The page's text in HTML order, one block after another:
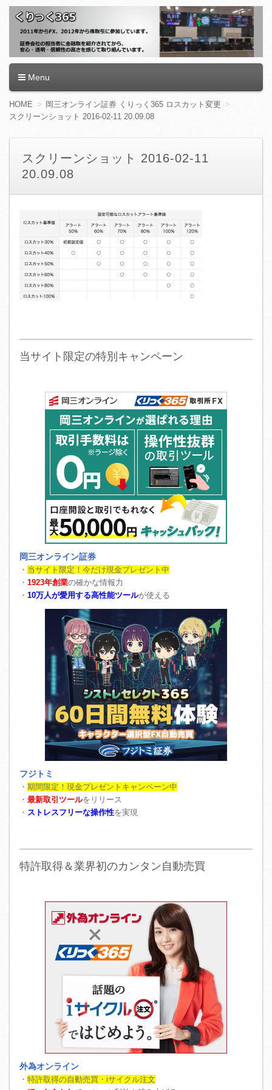
くりっく365
Menu
コ
ン
へ
移
HOME
岡三オンライン証券 くりっく365 ロスカット変更
スクリーンショット 2016-02-11 20.09.08
スクリーンショット 2016-02-11
20.09.08
当サイト限定の特別キャンペーン
岡三オンライン証券
・ 当サイト限定！今だけ現金プレゼント中
・ 1923年創業の確かな情報力
・ 10万人が愛用する高性能ツールが使える
フジトミ
・ 期間限定！現金プレゼントキャンペーン中
・ 最新取引ツールをリリース
・ ストレスフリーな操作性を実現
特許取得＆業界初のカンタン自動売買
外為オンライン
・ 特許取得の自動売買・iサイクル注文